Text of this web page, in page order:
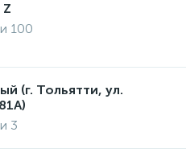
100
(г. Тольятти, ул.
3